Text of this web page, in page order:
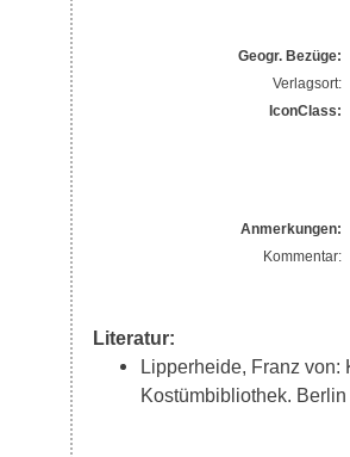
Geogr. Bezüge:
Verlagsort:
IconClass:
Anmerkungen:
Kommentar:
Literatur:
Lipperheide, Franz von:
Kostümbibliothek.